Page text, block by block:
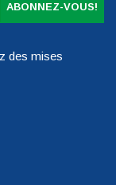
ABONNEZ-VOUS!
des mises